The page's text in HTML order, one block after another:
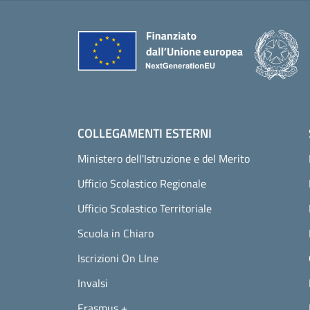
COLLEGAMENTI ESTERNI
Ministero dell'Istruzione e del Merito
Ufficio Scolastico Regionale
Ufficio Scolastico Territoriale
Scuola in Chiaro
Iscrizioni On LIne
Invalsi